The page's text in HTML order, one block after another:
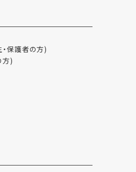
・保護者の方)
方)